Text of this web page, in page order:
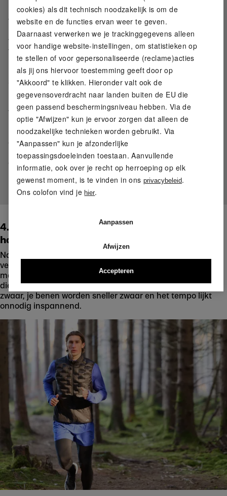
Een warming-up daarentegen is een korte, gerichte
voorbereiding van je zenuwstelsel en spieren:
Bewegingen worden duidelijker, gewrichten worden
voorbereid en de controle is preciezer. Zonder deze
voorbereiding werkt het lichaam wel, maar vaak
minder efficiënt. Een regelmatige warming-up zal je
loopstijl verbeteren. Hierdoor voelt je run al snel
soepeler aan en bespaar je energie.
En hoe zit het met de cooling-down?
De cooling-down is niet verplicht, maar het is een
waardevol controlemiddel. Het helpt om de overgang
naar de rustmodus actief te begeleiden: Je
bewegingen worden rustiger, de spanning vermindert
en het zenuwstelsel kan zich sneller herstellen. Vooral
bij regelmatige training ondersteunt de cooling-down
de regeneratie en houdt de soepelheid voor een
langere tijd vast. Zo ben je sneller fit voor je volgende
rondje hardlopen.
4. Verkeerde eet- en drinktijdstippen vóór het
hardlopen
Na een grote maaltijd is het lichaam druk bezig met
verteren - bloed en energie worden naar het
maagdarmkanaal geleid. Dit ontbreekt dan in de spieren
die tijdens het hardlopen aan het werk zijn: De run voelt
zwaar, je benen worden sneller zwaar en het tempo lijkt
onnodig inspannend.
cookies) als dit technisch noodzakelijk is om de
website en de functies ervan weer te geven.
Daarnaast verwerken we je trackinggegevens alleen
voor handige website-instellingen, om statistieken op
te stellen of voor gepersonaliseerde (reclame)acties
als jij ons hiervoor toestemming geeft door op
"Akkoord" te klikken. Hieronder valt ook de
gegevensoverdracht naar landen buiten de EU die
geen passend beschermingsniveau hebben. Via de
optie "Afwijzen" kun je ervoor zorgen dat alleen de
noodzakelijke technieken worden gebruikt. Via
"Aanpassen" kun je afzonderlijke
toepassingsdoeleinden toestaan. Aanvullende
informatie, ook over je recht op herroeping op elk
gewenst moment, is te vinden in onsprivacybeleid.
Ons colofon vind je hier.
Aanpassen
Afwijzen
Accepteren